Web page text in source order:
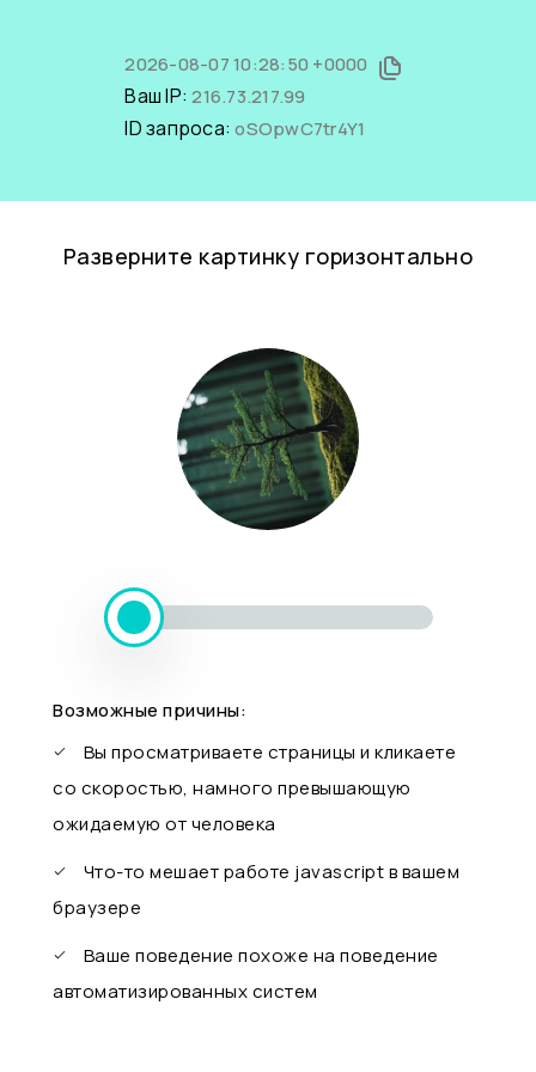
2026-08-07 10:28:50 +0000
Ваш IP:216.73.217.99
ID запроса:oSOpwC7tr4Y1
Разверните картинку горизонтально
Возможные причины:
Вы просматриваете страницы и кликаете
со скоростью, намного превышающую
ожидаемую от человека
Что-то мешает работе javascript в вашем
браузере
Ваше поведение похоже на поведение
автоматизированных систем